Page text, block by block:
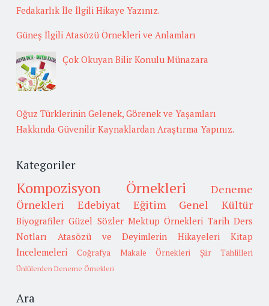
Fedakarlık İle İlgili Hikaye Yazınız.
Güneş İlgili Atasözü Örnekleri ve Anlamları
Çok Okuyan Bilir Konulu Münazara
Oğuz Türklerinin Gelenek, Görenek ve Yaşamları
Hakkında Güvenilir Kaynaklardan Araştırma Yapınız.
Kategoriler
Kompozisyon Örnekleri
Deneme
Örnekleri
Edebiyat Eğitim Genel Kültür
Biyografiler Güzel Sözler Mektup Örnekleri Tarih Ders
Notları
Atasözü ve Deyimlerin Hikayeleri
Kitap
İncelemeleri
Coğrafya Makale Örnekleri Şiir Tahlilleri
Ünlülerden Deneme Örnekleri
Ara